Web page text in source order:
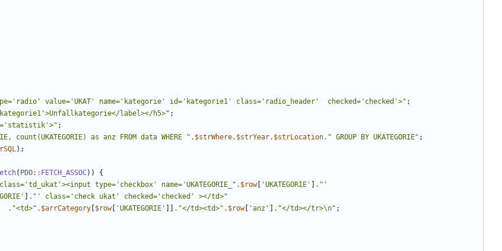
value='UKAT' name='kategorie' id='kategorie1' class='radio_header'  checked='checked'>" ;
label></h5>" ;
" ;
count(UKATEGORIE) as anz FROM data WHERE " . $strWhere. $strYear. $strLocation. " GROUP BY UKATEGORIE" ;
);
( PDO:: FETCH_ASSOC))
{
type='checkbox' name='UKATEGORIE_ " . $row[ 'UKATEGORIE' . " '
. " ' class='check ukat' checked='checked' ></td>"
. "<td>" . $arrCategory $row[ 'UKATEGORIE' . "</td><td>" . $row[ 'anz' . "</td></tr>\n" ;